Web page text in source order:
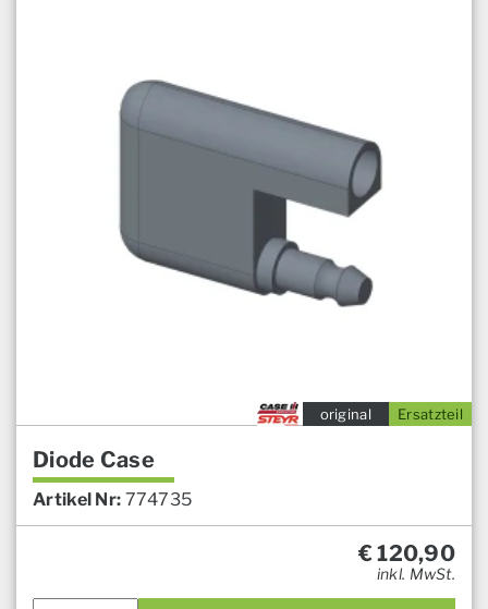
Ersatzteil
original
Diode Case
Artikel Nr: 774735
€120,90
inkl. MwSt.